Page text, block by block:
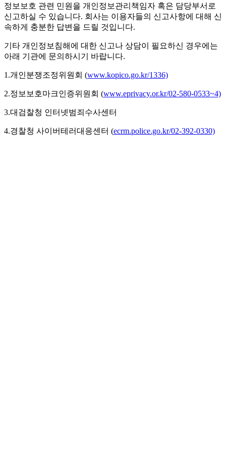
정보보호 관련 민원을 개인정보관리책임자 혹은 담당부서로
신고하실 수 있습니다. 회사는 이용자들의 신고사항에 대해 신
속하게 충분한 답변을 드릴 것입니다.
기타 개인정보침해에 대한 신고나 상담이 필요하신 경우에는
아래 기관에 문의하시기 바랍니다.
1.개인분쟁조정위원회 (www.kopico.go.kr/1336)
2.정보보호마크인증위원회 (www.eprivacy.or.kr/02-580-0533~4)
3.대검찰청 인터넷범죄수사센터
4.경찰청 사이버테러대응센터 (ecrm.police.go.kr/02-392-0330)